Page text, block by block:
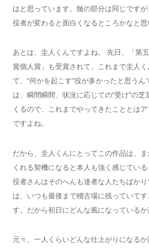
はと思っています。髄の部分は同じです
役者が変わると面白くなるところかなと思
あとは、圭人くんですよね。 先日、「第
賞個人賞」も受賞されて。これまで圭人
て、“何かを起こす”役が多かったと思うん
は、瞬間瞬間、状況に応じての“受け”の芝
くるので、これまでやってきたこととは
ですよね。
だから、圭人くんにとってこの作品は、
くれる契機になると本人も強く感じてい
役者さんはそのへんも達者な人たちばか
は、いつも最後まで稽古場に残っていて
す。だから初日にどんな風になっているか
元々、一人くらいどんな仕上がりになる